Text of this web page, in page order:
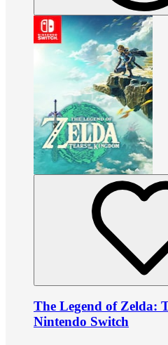
The Legend of Zelda:
Nintendo Switch